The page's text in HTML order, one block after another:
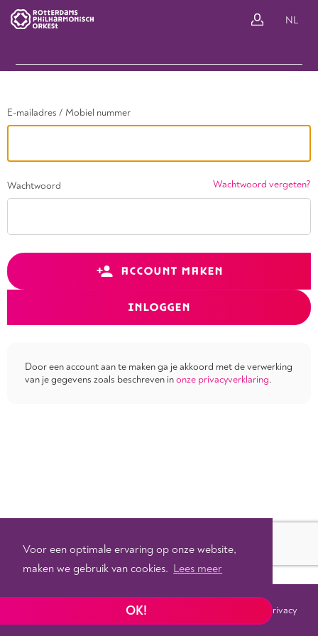
Voor een optimale ervaring op onze website,
maken we gebruik van cookies. Lees meer
OK!
NL
E-mailadres / Mobiel nummer
Wachtwoord Wachtwoord vergeten?
ACCOUNT MAKEN
INLOGGEN
Door een account aan te maken ga je akkoord met de verwerking
van je gegevens zoals beschreven inonze privacyverklaring.
Tixly Privacy